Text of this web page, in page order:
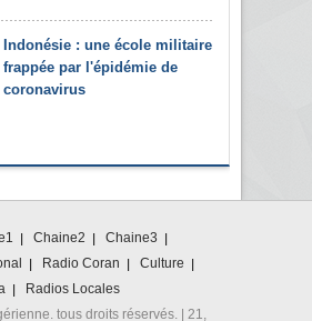
Indonésie : une école militaire
frappée par l'épidémie de
coronavirus
Chaine2
Chaine3
Radio Coran
Culture
Radios Locales
tous droits réservés. | 21,